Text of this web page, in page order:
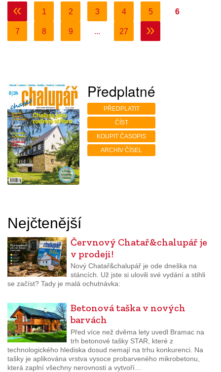
« 1 2 3 4 5 6
7 8 9 ... 27 »
Předplatné
PŘEDPLATIT
ČÍST
KOUPIT ČASOPIS
ARCHIV ČÍSEL
Nejčtenější
Červnový Chatař&chalupář je
v prodeji!
Nový Chatař&chalupář je ode dneška na
stáncích. Už jste si ulovili své vydání a stihli
se začíst? Tady je malá ochutnávka:
Betonová taška v nových
barvách
Před více než dvěma lety uvedl Bramac na
trh betonové tašky STAR, které z
technologického hlediska dosud nemají na trhu konkurenci. Na
tašky je aplikována vrstva vysoce probarveného mikrobetonu,
která zaplní všechny nerovnosti a vytvoří…